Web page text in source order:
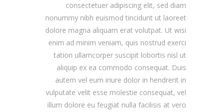
consectetuer adipiscing elit, sed diam
nonummy nibh euismod tincidunt ut laoreet
dolore magna aliquam erat volutpat. Ut wisi
enim ad minim veniam, quis nostrud exerci
tation ullamcorper suscipit lobortis nisl ut
aliquip ex ea commodo consequat. Duis
autem vel eum iriure dolor in hendrerit in
vulputate velit esse molestie consequat, vel
illum dolore eu feugiat nulla facilisis at vero